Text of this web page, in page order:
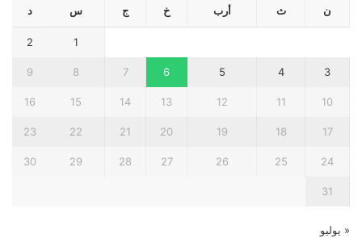
ن ث أرب خ ج س د
1
2
3
4
5
6
7
8
9
10
11
12
13
14
15
16
17
18
19
20
21
22
23
24
25
26
27
28
29
30
31
« يوليو